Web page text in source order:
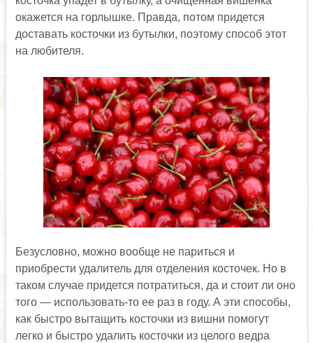
окажется на горлышке. Правда, потом придется
доставать косточки из бутылки, поэтому способ этот
на любителя.
Безусловно, можно вообще не париться и
приобрести удалитель для отделения косточек. Но в
таком случае придется потратиться, да и стоит ли оно
того — использовать-то ее раз в году. А эти способы,
как быстро вытащить косточки из вишни помогут
легко и быстро удалить косточки из целого ведра